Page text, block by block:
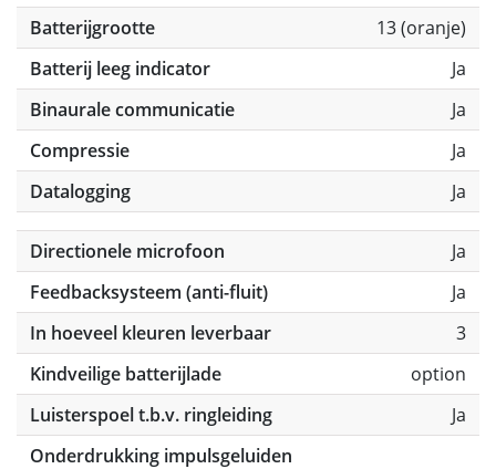
Batterijgrootte
13 (oranje)
Batterij leeg indicator
Ja
Binaurale communicatie
Ja
Compressie
Ja
Datalogging
Ja
Directionele microfoon
Ja
Feedbacksysteem (anti-fluit)
Ja
In hoeveel kleuren leverbaar
3
Kindveilige batterijlade
option
Luisterspoel t.b.v. ringleiding
Ja
Onderdrukking impulsgeluiden